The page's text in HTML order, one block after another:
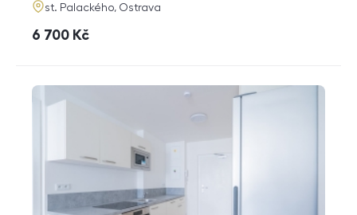
adresa
st. Palackého, Ostrava
cena
6 700 Kč